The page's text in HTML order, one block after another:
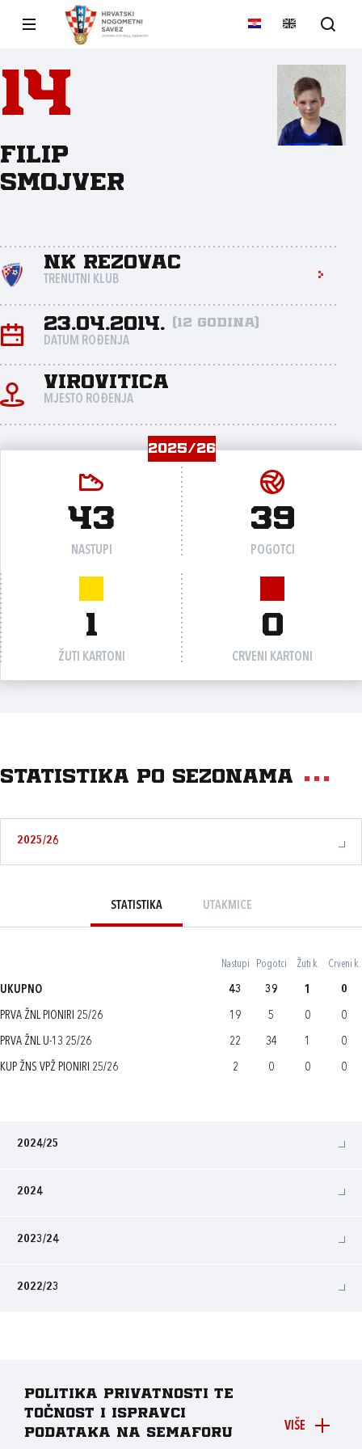
14
Filip
Smojver
NK Rezovac
TRENUTNI KLUB
23.04.2014. (12 godina)
DATUM ROĐENJA
Virovitica
MJESTO ROĐENJA
2025/26
43
NASTUPI
39
POGOTCI
1
ŽUTI KARTONI
0
CRVENI KARTONI
Statistika po sezonama
2025/26
STATISTIKA UTAKMICE
Nastupi Pogotci Žuti k. Crveni k.
UKUPNO 43 39 1 0
PRVA ŽNL PIONIRI 25/26 19 5 0 0
PRVA ŽNL U-13 25/26 22 34 1 0
KUP ŽNS VPŽ PIONIRI 25/26 2 0 0 0
2024/25
2024
2023/24
2022/23
VIŠE
Politika privatnosti te
točnost i ispravci
podataka na Semaforu